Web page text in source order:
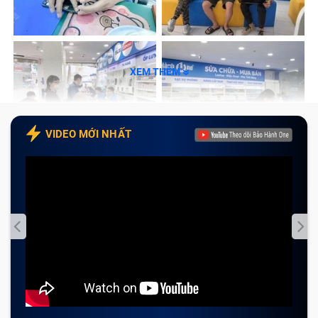
Bước 2: Kiểm tra và báo giá
Bước 3: Tiến hành thay mới màn hình
Bước 4: Kiểm tra và hoàn tất thanh toán
Giới thiệu một số dịch vụ khác tại Bảo Hành
One
Thay màn hình Xiaomi Mi Note 2 uy tin, chất lượng tại
XEM THÊM
VIDEO MỚI NHẤT